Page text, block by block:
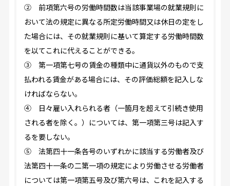
② 前項第六号の労働時間数は当該事業場の就業規則に
おいて法の規定に異なる所定労働時間又は休日の定をし
た場合には、その就業規則に基いて算定する労働時間数
を以てこれに代えることができる。
③ 第一項第七号の賃金の種類中に通貨以外のもので支
払われる賃金がある場合には、その評価総額を記入しな
ければならない。
④ 日々雇い入れられる者（一箇月を超えて引続き使用
される者を除く。）については、第一項第三号は記入す
るを要しない。
⑤ 法第四十一条各号のいずれかに該当する労働者及び
法第四十一条の二第一項の規定により労働させる労働者
については第一項第五号及び第六号は、これを記入する